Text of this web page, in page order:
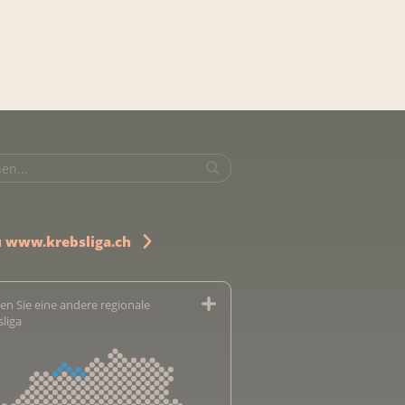
www.krebsliga.ch
Sie eine andere regionale